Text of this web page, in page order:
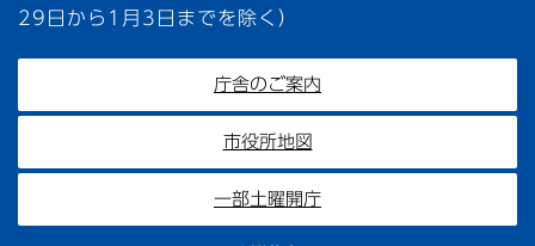
29日から1月3日までを除く）
庁舎のご案内
市役所地図
一部土曜開庁